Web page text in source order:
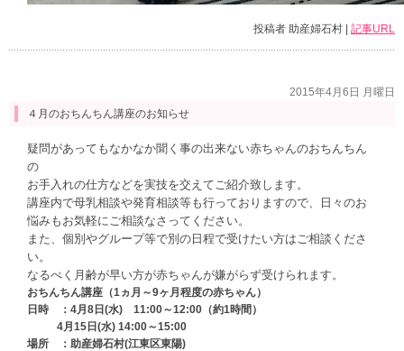
投稿者 助産婦石村 | 記事URL
2015年4月6日 月曜日
４月のおちんちん講座のお知らせ
疑問があってもなかなか聞く事の出来ない赤ちゃんのおちんちん
の
お手入れの仕方などを実技を交えてご紹介致します。
講座内で母乳相談や発育相談等も行っておりますので、日々のお
悩みもお気軽にご相談なさってください。
また、個別やグループ等で別の日程で受けたい方はご相談くださ
い。
なるべく月齢が早い方が赤ちゃんが嫌がらず受けられます。
おちんちん講座（1ヵ月～9ヶ月程度の赤ちゃん）
日時 ：4月8日(水) 11:00～12:00（約1時間）
4月15日(水) 14:00～15:00
場所 ：助産婦石村(江東区東陽)